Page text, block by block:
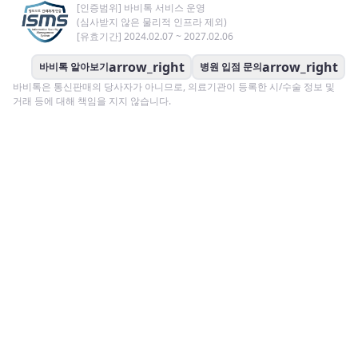
[인증범위] 바비톡 서비스 운영
(심사받지 않은 물리적 인프라 제외)
[유효기간] 2024.02.07 ~ 2027.02.06
바비톡 알아보기arrow_right 병원 입점 문의arrow_right
바비톡은 통신판매의 당사자가 아니므로, 의료기관이 등록한 시/수술 정보 및
거래 등에 대해 책임을 지지 않습니다.